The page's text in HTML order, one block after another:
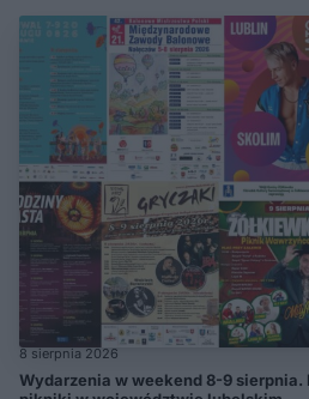
8 sierpnia 2026
Wydarzenia w weekend 8-9